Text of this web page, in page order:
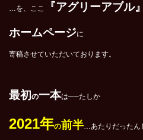
…を、ここ 『アグリーアブル』
ホームページに
寄稿させていただいております。
最初 の一本は──たしか
2021年の前半…あたりだったん